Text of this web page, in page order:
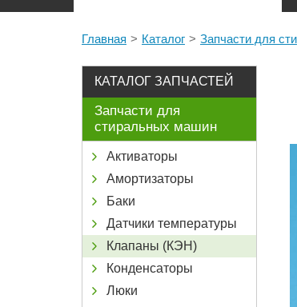
Главная Каталог Запчасти для
КАТАЛОГ ЗАПЧАСТЕЙ
Запчасти для
стиральных машин
Активаторы
Амортизаторы
Баки
Датчики температуры
Клапаны (КЭН)
Конденсаторы
Люки